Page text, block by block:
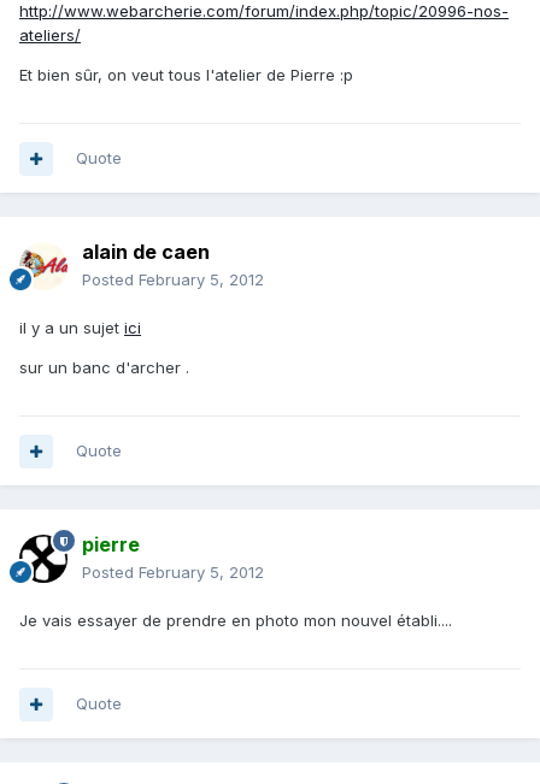
http://www.webarcherie.com/forum/index.php/topic/20996-nos-
ateliers/
Et bien sûr, on veut tous l'atelier de Pierre :p
Quote
alain de caen
Posted February 5, 2012
il y a un sujet ici
sur un banc d'archer .
Quote
pierre
Posted February 5, 2012
Je vais essayer de prendre en photo mon nouvel établi....
Quote